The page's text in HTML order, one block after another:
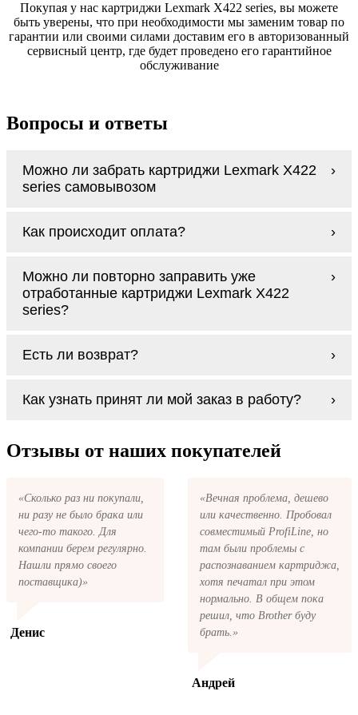
Покупая у нас картриджи Lexmark X422 series, вы можете
быть уверены, что при необходимости мы заменим товар по
гарантии или своими силами доставим его в авторизованный
сервисный центр, где будет проведено его гарантийное
обслуживание
Вопросы и ответы
Можно ли забрать картриджи Lexmark X422
series самовывозом
доставим заказ и сделаем это бесплатно
Мы гарантируем цельность упаковки, когда
доставляем Вам картриджи Lexmark X422
series
Как происходит оплата?
series наличными курьеру при получении
заказа.
Можно ли повторно заправить уже
отработанные картриджи Lexmark X422
series?
процесс проще, в случае с оригиналами
В любом случае вы можете заправить
картриджи Lexmark X422 series. У нас
любых моделей принтеров.
Есть ли возврат?
какой-то причине вам не подошли, мы при
Как узнать принят ли мой заказ в работу?
Lexmark X422 series на указанную вами
электронную почту придёт письмо с копией
чтобы оформить доставку. Если вы не
получили письмо с копией заказа,
пожалуйста, свяжитесь с нами через сервис
обратная связь, или позвоните.
Отзывы от наших покупателей
«Сколько раз ни покупали,
ни разу не было брака или
чего-то такого. Для
компании берем регулярно.
Нашли прямо своего
поставщика)»
Денис
«Вечная проблема, дешево
или качественно. Пробовал
совместимый ProfiLine, но
там были проблемы с
распознаванием картриджа,
хотя печатал при этом
нормально. В общем пока
решил, что Brother буду
брать.»
Андрей